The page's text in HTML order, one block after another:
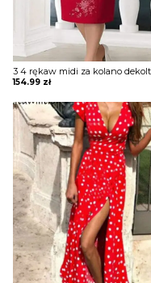
154.99 zł